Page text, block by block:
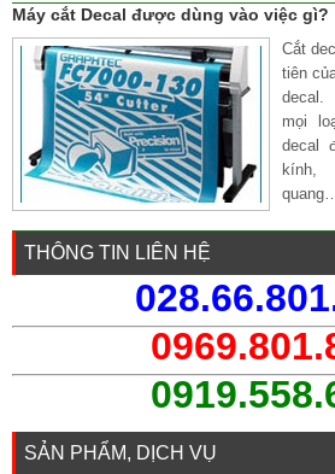
Máy cắt Decal được dùng vào việc gì?
Cắt
tiên
decal.
mọi
decal
kính,
THÔNG TIN LIÊN HỆ
SẢN PHẨM, DỊCH VỤ